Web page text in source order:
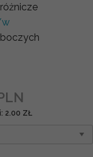
2.00 ZŁ